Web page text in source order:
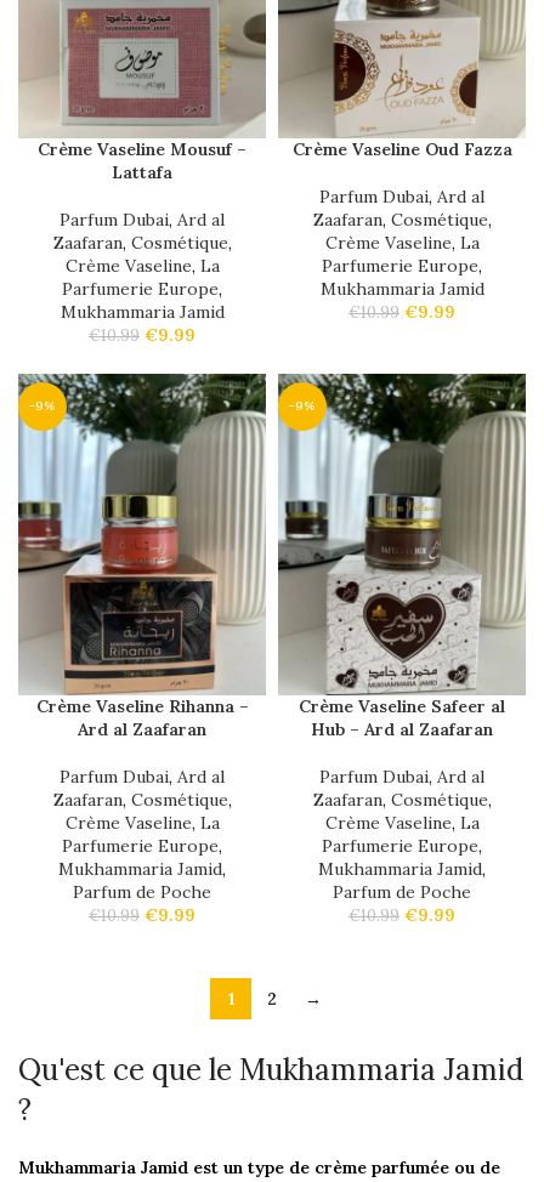
Crème Vaseline Mousuf –
Lattafa
Parfum Dubai, Ard al
Zaafaran, Cosmétique,
Crème Vaseline, La
Parfumerie Europe,
Mukhammaria Jamid
€10.99 €9.99
Crème Vaseline Oud Fazza
Parfum Dubai, Ard al
Zaafaran, Cosmétique,
Crème Vaseline, La
Parfumerie Europe,
Mukhammaria Jamid
€10.99 €9.99
-9%
Crème Vaseline Rihanna –
Ard al Zaafaran
Parfum Dubai, Ard al
Zaafaran, Cosmétique,
Crème Vaseline, La
Parfumerie Europe,
Mukhammaria Jamid,
Parfum de Poche
€10.99 €9.99
-9%
Crème Vaseline Safeer al
Hub – Ard al Zaafaran
Parfum Dubai, Ard al
Zaafaran, Cosmétique,
Crème Vaseline, La
Parfumerie Europe,
Mukhammaria Jamid,
Parfum de Poche
€10.99 €9.99
1 2 →
Qu'est ce que le Mukhammaria Jamid
?
Mukhammaria Jamid est un type de crème parfumée ou de